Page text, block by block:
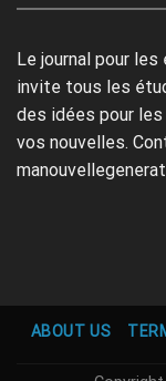
Le journal pour les
invite tous les
des idées pour
vos nouvelles.
ABOUT US